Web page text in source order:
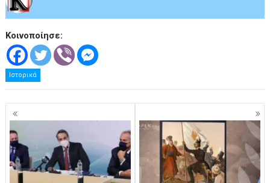
Κοινοποίησε:
Ιστορικά
Πλοήγηση
άρθρων